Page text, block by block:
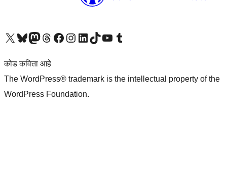
आमच्या X (एक्स) (पूर्वीचे ट्विटर) खात्याला भेट द्या आमच्या ब्लूस्की खात्याला भेट द्या.आमच्या Mastodon खात्याला भेट द्या.आमच्या थ्रेड्स खात्याला भेट द्या. आमच्या फेसबुक पेजला भेट द्या आमच्या इंस्टाग्राम खात्याला भेट द्या आमच्या लिंक्डइन खात्याला भेट द्या आमच्या टिकटॉक अकाउंटला भेट द्या.आमच्या यूट्यूब चॅनेलला भेट द्या आमच्या टंबलर खात्याला भेट द्या.
कोड कविता आहे
The WordPress® trademark is the intellectual property of the
WordPress Foundation.